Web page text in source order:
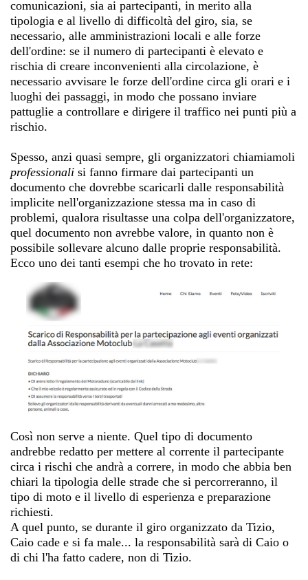
comunicazioni, sia ai partecipanti, in merito alla
tipologia e al livello di difficoltà del giro, sia, se
necessario, alle amministrazioni locali e alle forze
dell'ordine: se il numero di partecipanti è elevato e
rischia di creare inconvenienti alla circolazione, è
necessario avvisare le forze dell'ordine circa gli orari e i
luoghi dei passaggi, in modo che possano inviare
pattuglie a controllare e dirigere il traffico nei punti più a
rischio.
Spesso, anzi quasi sempre, gli organizzatori chiamiamoli
professionali si fanno firmare dai partecipanti un
documento che dovrebbe scaricarli dalle responsabilità
implicite nell'organizzazione stessa ma in caso di
problemi, qualora risultasse una colpa dell'organizzatore,
quel documento non avrebbe valore, in quanto non è
possibile sollevare alcuno dalle proprie responsabilità.
Ecco uno dei tanti esempi che ho trovato in rete:
Così non serve a niente. Quel tipo di documento
andrebbe redatto per mettere al corrente il partecipante
circa i rischi che andrà a correre, in modo che abbia ben
chiari la tipologia delle strade che si percorreranno, il
tipo di moto e il livello di esperienza e preparazione
richiesti.
A quel punto, se durante il giro organizzato da Tizio,
Caio cade e si fa male... la responsabilità sarà di Caio o
di chi l'ha fatto cadere, non di Tizio.